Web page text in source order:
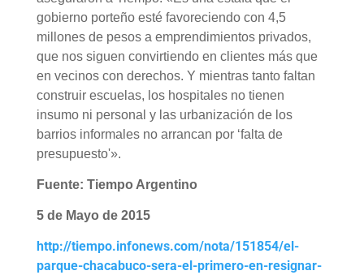
gobierno porteño esté favoreciendo con 4,5
millones de pesos a emprendimientos privados,
que nos siguen convirtiendo en clientes más que
en vecinos con derechos. Y mientras tanto faltan
construir escuelas, los hospitales no tienen
insumo ni personal y las urbanización de los
barrios informales no arrancan por ‘falta de
presupuesto'».
Fuente: Tiempo Argentino
5 de Mayo de 2015
http://tiempo.infonews.com/nota/151854/el-
parque-chacabuco-sera-el-primero-en-resignar-